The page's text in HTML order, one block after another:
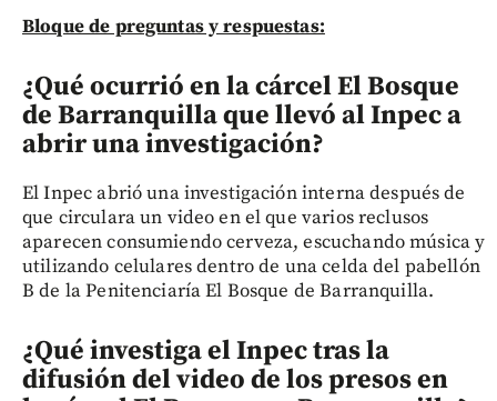
Bloque de preguntas y respuestas:
¿Qué ocurrió en la cárcel El Bosque
de Barranquilla que llevó al Inpec a
abrir una investigación?
El Inpec abrió una investigación interna después de
que circulara un video en el que varios reclusos
aparecen consumiendo cerveza, escuchando música y
utilizando celulares dentro de una celda del pabellón
B de la Penitenciaría El Bosque de Barranquilla.
¿Qué investiga el Inpec tras la
difusión del video de los presos en